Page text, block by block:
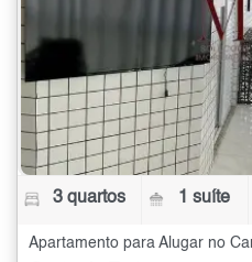
3 quartos 1 suíte